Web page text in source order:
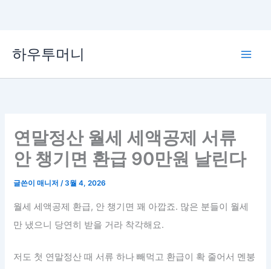
로
하우투머니
연말정산 월세 세액공제 서류
안 챙기면 환급 90만원 날린다
글쓴이매니저/3월 4, 2026
월세 세액공제 환급, 안 챙기면 꽤 아깝죠. 많은 분들이 월세
만 냈으니 당연히 받을 거라 착각해요.
저도 첫 연말정산 때 서류 하나 빼먹고 환급이 확 줄어서 멘붕